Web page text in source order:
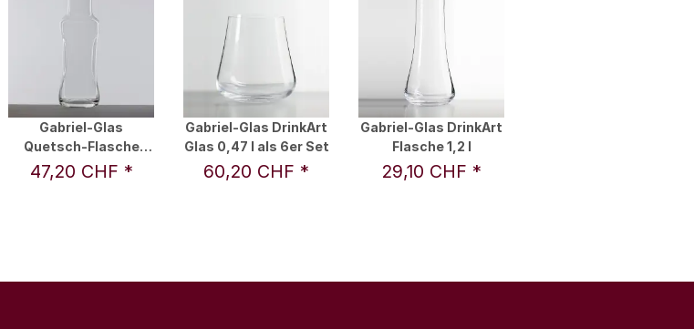
Gabriel-Glas
Quetsch-Flasche
Aqua 2,5 l
47,20 CHF *
Gabriel-Glas DrinkArt
Glas 0,47 l als 6er Set
60,20 CHF *
Gabriel-Glas DrinkArt
Flasche 1,2 l
29,10 CHF *